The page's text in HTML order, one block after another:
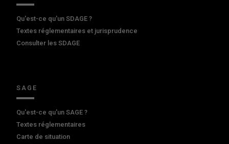
Qu'est-ce qu'un SDAGE ?
Textes réglementaires et jurisprudence
Consulter les SDAGE
SAGE
Qu'est-ce qu'un SAGE ?
Textes réglementaires
Carte de situation